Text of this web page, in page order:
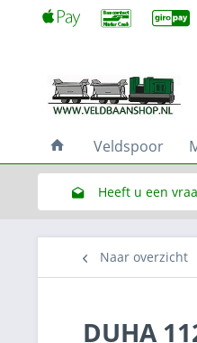
Veldspoor
Heeft u een
Naar overzicht
DUHA